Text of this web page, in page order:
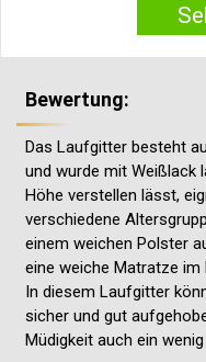
Bewertung:
Das Laufgitter besteht
und wurde mit Weißlack
Höhe verstellen lässt,
verschiedene
einem weichen Polster
eine weiche Matratze
In diesem Laufgitter
sicher und gut
Müdigkeit auch ein